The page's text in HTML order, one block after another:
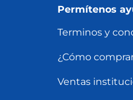
Permítenos
Terminos y
¿Cómo
Ventas